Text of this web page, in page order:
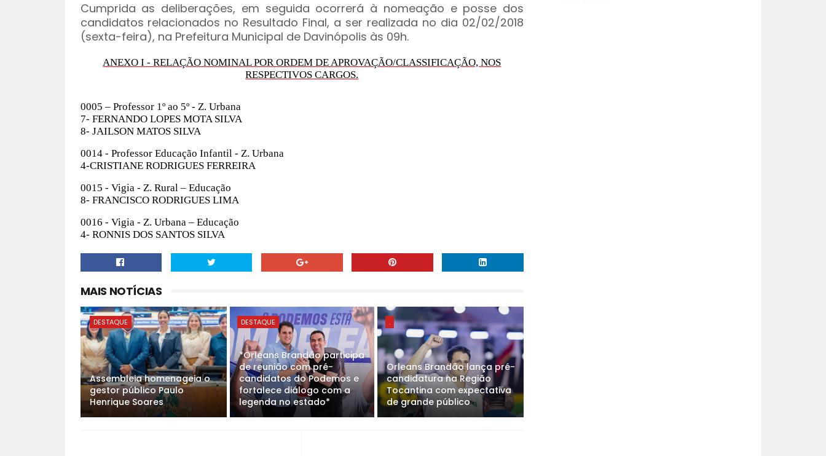
Cumprida as deliberações, em seguida ocorrerá à nomeação e posse dos
candidatos relacionados no Resultado Final, a ser realizada no dia 02/02/2018
(sexta-feira), na Prefeitura Municipal de Davinópolis às 09h.
ANEXO I - RELAÇÃO NOMINAL POR ORDEM DE APROVAÇÃO/CLASSIFICAÇÃO, NOS
RESPECTIVOS CARGOS.
0005 – Professor 1º ao 5º - Z. Urbana
7- FERNANDO LOPES MOTA SILVA
8- JAILSON MATOS SILVA
0014 - Professor Educação Infantil - Z. Urbana
4-CRISTIANE RODRIGUES FERREIRA
0015 - Vigia - Z. Rural – Educação
8- FRANCISCO RODRIGUES LIMA
0016 - Vigia - Z. Urbana – Educação
4- RONNIS DOS SANTOS SILVA
MAIS NOTÍCIAS
DESTAQUE
Assembleia homenageia o
gestor público Paulo
Henrique Soares
DESTAQUE
*Orleans Brandão participa
de reunião com pré-
candidatos do Podemos e
fortalece diálogo com a
legenda no estado*
.
Orleans Brandão lança pré-
candidatura na Região
Tocantina com expectativa
de grande público